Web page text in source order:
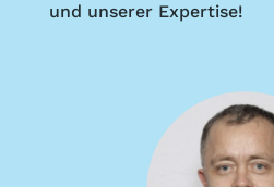
und unserer Expertise!